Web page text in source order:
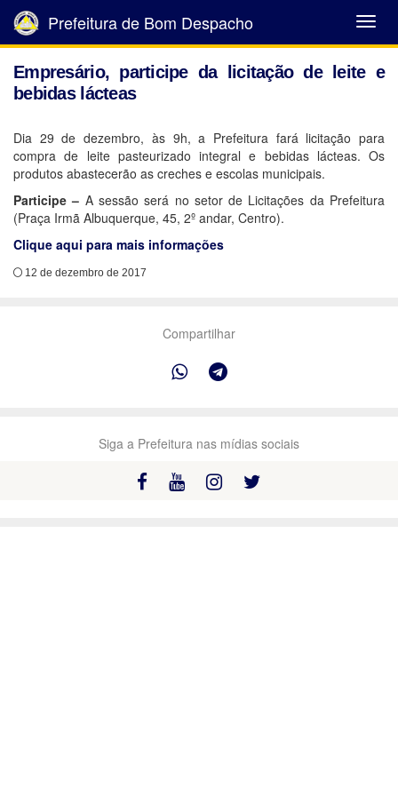
Abrir
Menu
Prefeitura de Bom Despacho
Empresário, participe da licitação de leite e
bebidas lácteas
Dia 29 de dezembro, às 9h, a Prefeitura fará licitação para
compra de leite pasteurizado integral e bebidas lácteas. Os
produtos abastecerão as creches e escolas municipais.
Participe – A sessão será no setor de Licitações da Prefeitura
(Praça Irmã Albuquerque, 45, 2º andar, Centro).
Clique aqui para mais informações
12 de dezembro de 2017
Compartilhar
Siga a Prefeitura nas mídias sociais